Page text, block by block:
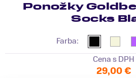
Ponožky
Socks
Farba:
Cena s DPH
29,00 €